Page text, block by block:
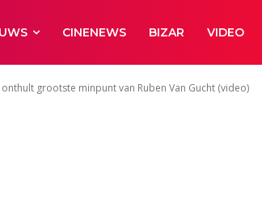
CINENEWS BIZAR VIDEO
grootste minpunt van Ruben Van Gucht (video)